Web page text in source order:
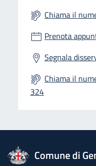
Chiama il
Prenota
Segnala
Chiama il
324
logo Unione Europea
Comune di